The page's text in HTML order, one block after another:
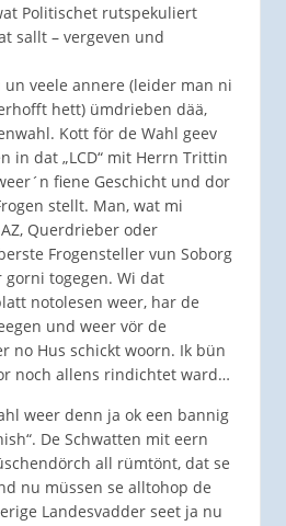
Politischet rutspekuliert
sallt – vergeven und
un veele annere (leider man ni
hett) ümdrieben dää,
Kott för de Wahl geev
in dat „LCD“ mit Herrn Trittin
fiene Geschicht und dor
stellt. Man, wat mi
Querdrieber oder
Frogensteller vun Soborg
togegen. Wi dat
notolesen weer, har de
und weer vör de
no Hus schickt woorn. Ik bün
noch allens rindichtet ward…
weer denn ja ok een bannig
De Schwatten mit eern
all rümtönt, dat se
nu müssen se alltohop de
Landesvadder seet ja nu